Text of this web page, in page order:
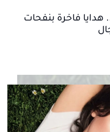
عطور العيد 2026.. هدايا فاخرة بنفحات